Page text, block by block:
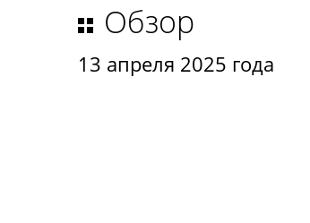
Обзор
13 апреля 2025 года